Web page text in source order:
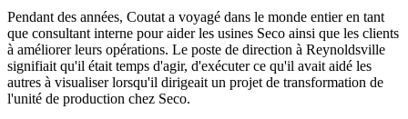
Pendant des années, Coutat a voyagé dans le monde entier en tant
que consultant interne pour aider les usines Seco ainsi que les clients
à améliorer leurs opérations. Le poste de direction à Reynoldsville
signifiait qu'il était temps d'agir, d'exécuter ce qu'il avait aidé les
autres à visualiser lorsqu'il dirigeait un projet de transformation de
l'unité de production chez Seco.